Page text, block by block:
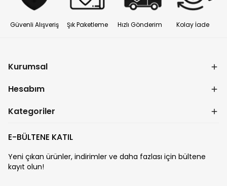
Güvenli Alışveriş Şık Paketleme Hızlı Gönderim Kolay İade
Kurumsal
Hesabım
Kategoriler
E-BÜLTENE KATIL
Yeni çıkan ürünler, indirimler ve daha fazlası için bültene
kayıt olun!